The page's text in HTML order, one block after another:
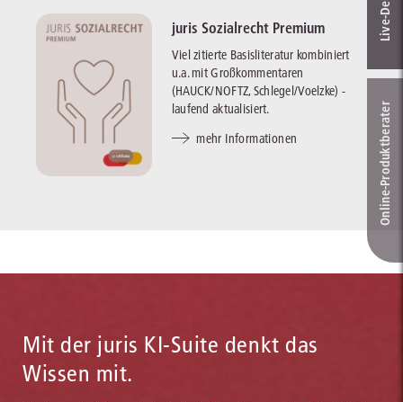
juris Sozialrecht Premium
Viel zitierte Basisliteratur kombiniert
u.a. mit Großkommentaren
(HAUCK/NOFTZ, Schlegel/Voelzke) -
laufend aktualisiert.
mehr Informationen
Mit der juris KI-Suite denkt das
Wissen mit.
Online-Produkt­berater